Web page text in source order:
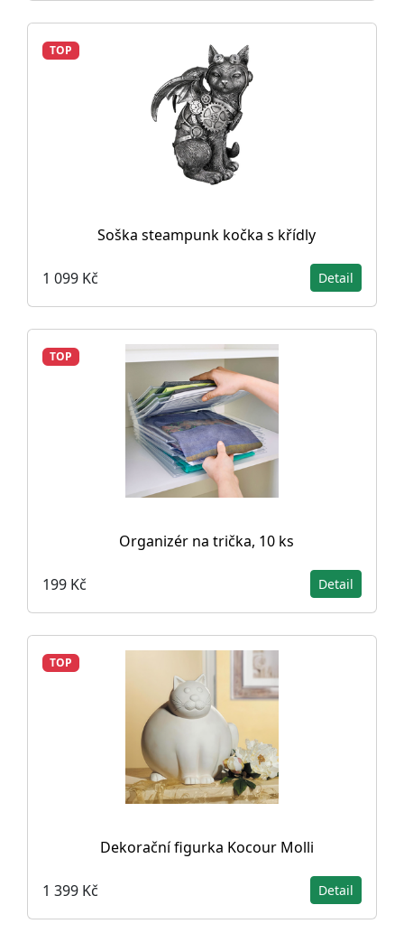
TOP
Soška steampunk kočka s křídly
1 099 Kč Detail
TOP
Organizér na trička, 10 ks
199 Kč Detail
TOP
Dekorační figurka Kocour Molli
1 399 Kč Detail